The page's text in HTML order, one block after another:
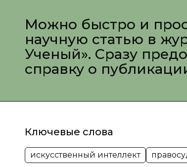
Можно быстро и
научную статью в
Ученый». Сразу
справку о
Ключевые слова
искусственный интеллект